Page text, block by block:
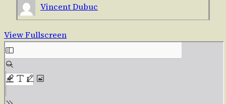
Vincent Dubuc
View Fullscreen